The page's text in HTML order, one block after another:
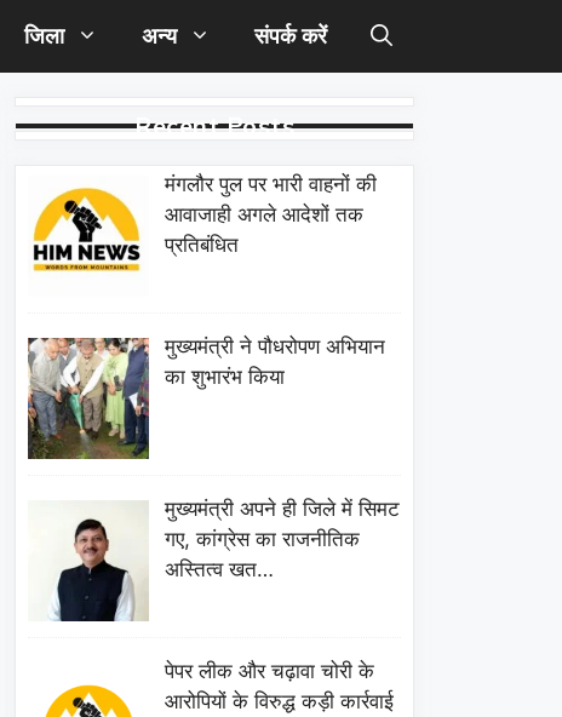
जिला अन्य संपर्क करें
Recent Posts
मंगलौर पुल पर भारी वाहनों की
आवाजाही अगले आदेशों तक
प्रतिबंधित
मुख्यमंत्री ने पौधरोपण अभियान
का शुभारंभ किया
मुख्यमंत्री अपने ही जिले में सिमट
गए, कांग्रेस का राजनीतिक
अस्तित्व खत…
पेपर लीक और चढ़ावा चोरी के
आरोपियों के विरुद्ध कड़ी कार्रवाई